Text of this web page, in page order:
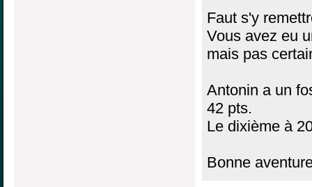
Faut s'y
Vous avez eu
mais pas
Antonin a un
42 pts.
Le dixième à
Bonne